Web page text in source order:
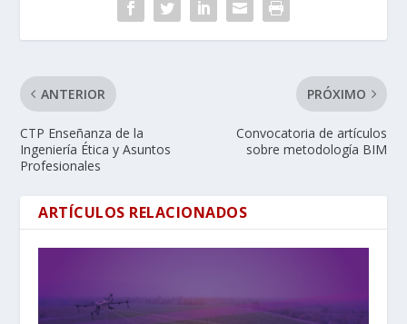
ANTERIOR
CTP Enseñanza de la
Ingeniería Ética y Asuntos
Profesionales
PRÓXIMO
Convocatoria de artículos
sobre metodología BIM
ARTÍCULOS RELACIONADOS